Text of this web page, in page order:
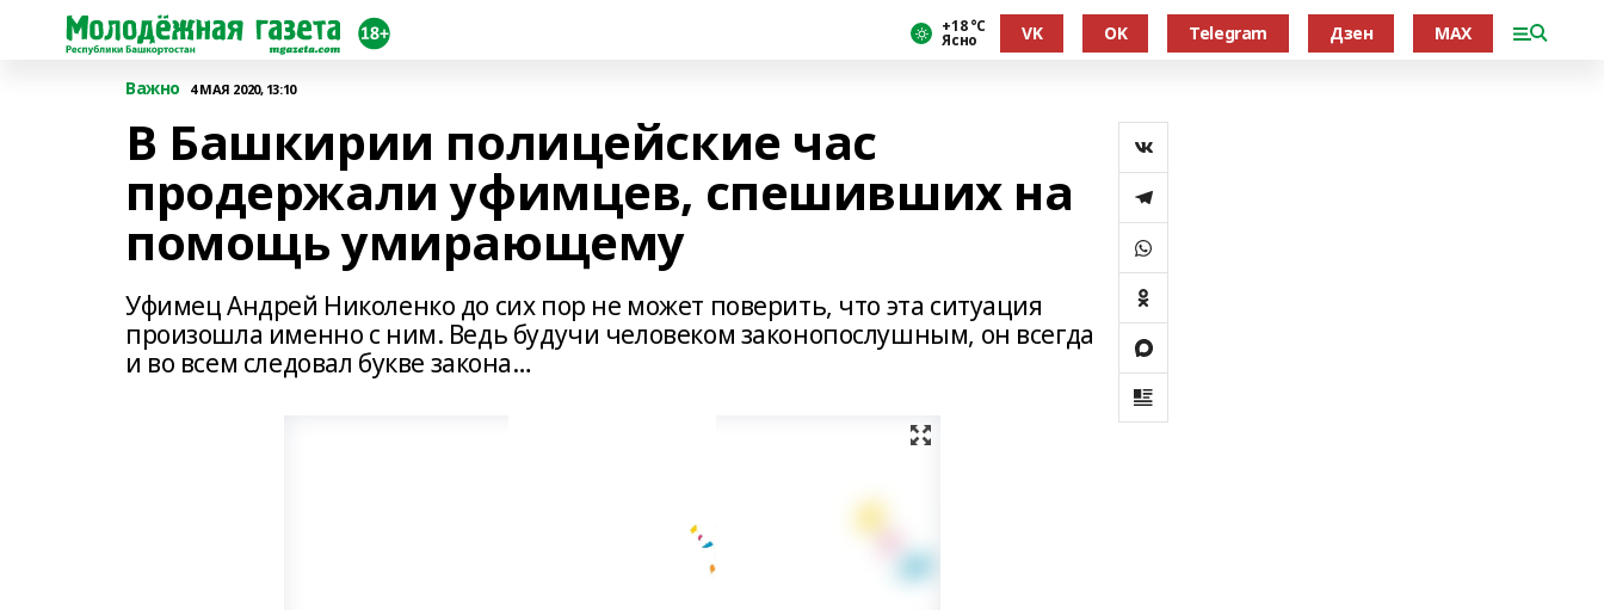
+18 °С
Ясно VK OK Telegram Дзен MAX
Важно 4 МАЯ 2020, 13:10
В Башкирии полицейские час
продержали уфимцев, спешивших на
помощь умирающему
Уфимец Андрей Николенко до сих пор не может поверить, что эта ситуация
произошла именно с ним. Ведь будучи человеком законопослушным, он всегда
и во всем следовал букве закона…